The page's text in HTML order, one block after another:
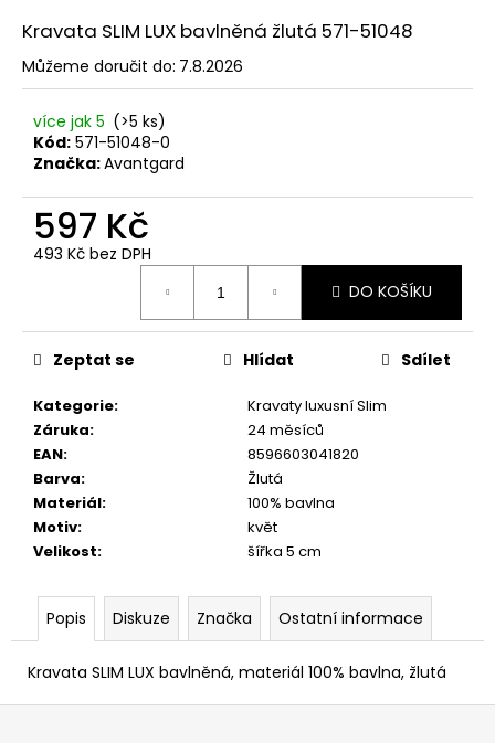
Kravata SLIM LUX bavlněná žlutá 571-51048
Můžeme doručit do: 7.8.2026
více jak 5 (>5 ks)
Kód: 571-51048-0
Značka:Avantgard
597 Kč
493 Kč bez DPH
DO KOŠÍKU
Kategorie:
Kravaty luxusní Slim
Záruka:
24 měsíců
EAN:
8596603041820
Barva:
Žlutá
Materiál:
100% bavlna
Motiv:
květ
Velikost: šířka 5 cm
Zeptat se Hlídat Sdílet
Popis Diskuze Značka Ostatní informace
Kravata SLIM LUX bavlněná, materiál 100% bavlna, žlutá
č
u
j
e
m
e
SET
LÁTKOVÉ
ŠLE
A
ZAPÍNÁNÍM
KLIPY
35
MM,
MOTÝLEK
KAPESNÍČEK
EUKALYPTOVÁ,
KOŇAKOVÁ
KŮŽE
988169
679
Kč
Z